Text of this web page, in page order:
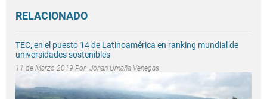
RELACIONADO
TEC, en el puesto 14 de Latinoamérica en ranking mundial de
universidades sostenibles
11 de Marzo 2019 Por: Johan Umaña Venegas